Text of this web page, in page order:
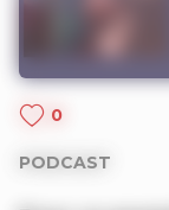
0
PODCAST